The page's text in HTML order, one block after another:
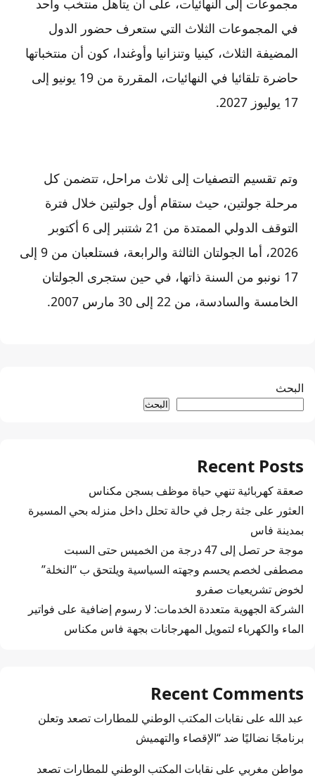
في المجموعات الثلاث التي ستعرف حضور الدول
المضيفة الثلاث، كينيا وتنزانيا وأوغندا، كون أن منتخباتها
حاضرة تلقائيا في النهائيات، المقررة من 19 يونيو إلى
17 يوليوز 2027.
وتم تقسيم التصفيات إلى ثلاث مراحل، تتضمن كل
مرحلة جولتين، حيث ستقام أول جولتين خلال فترة
التوقف الدولي الممتدة من 21 شتنبر إلى 6 أكتوبر
2026، أما الجولتان الثالثة والرابعة، فستلعبان من 9 إلى
17 نونبو من السنة ذاتها، في حين ستجرى الجولتان
الخامسة والسادسة، من 22 إلى 30 مارس 2007.
البحث
البحث
Recent Posts
صعقة كهربائية تنهي حياة موظف بسجن مكناس
العثور على جثة رجل في حالة تحلل داخل منزله بحي المسيرة
بمدينة فاس
موجة حر تصل إلى 47 درجة من الخميس حتى السبت
مصطفى لخصم يحسم وجهته السياسية ويلتحق ب “النخلة”
لخوض تشريعيات صفرو
الشركة الجهوية متعددة الخدمات: لا رسوم إضافية على فواتير
الماء والكهرباء لتمويل المهرجانات بجهة فاس مكناس
Recent Comments
عبد الله على نقابات المكتب الوطني للمطارات تصعد وتعلن
برنامجًا نضاليًا ضد “الإقصاء والتهميش
مواطن مغربي على نقابات المكتب الوطني للمطارات تصعد